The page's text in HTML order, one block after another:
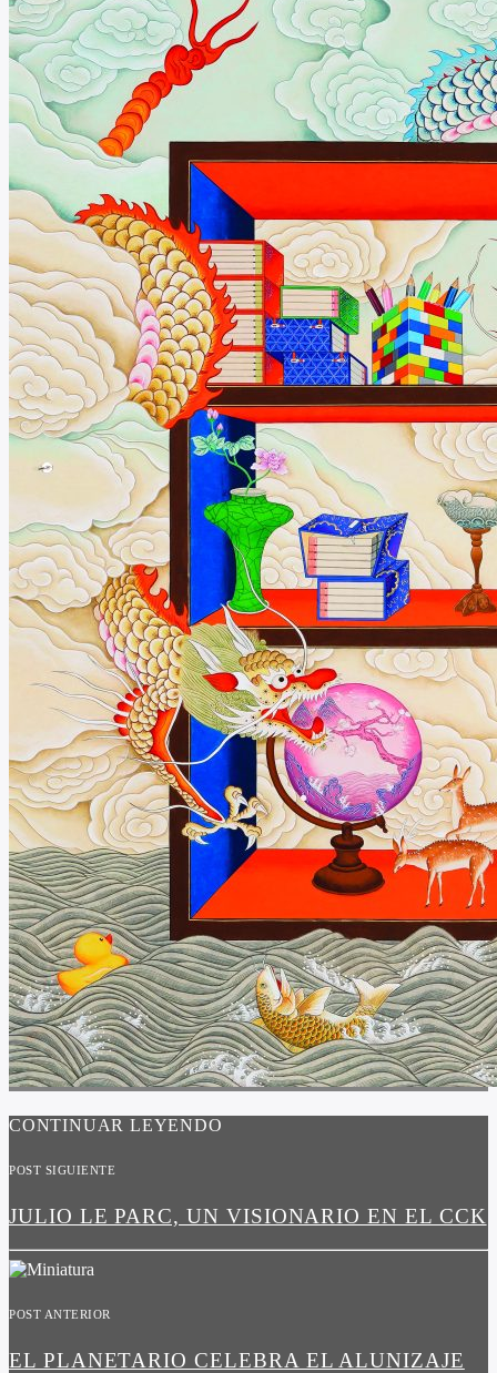
CONTINUAR LEYENDO
POST SIGUIENTE
JULIO LE PARC, UN VISIONARIO EN EL CCK
POST ANTERIOR
EL PLANETARIO CELEBRA EL ALUNIZAJE